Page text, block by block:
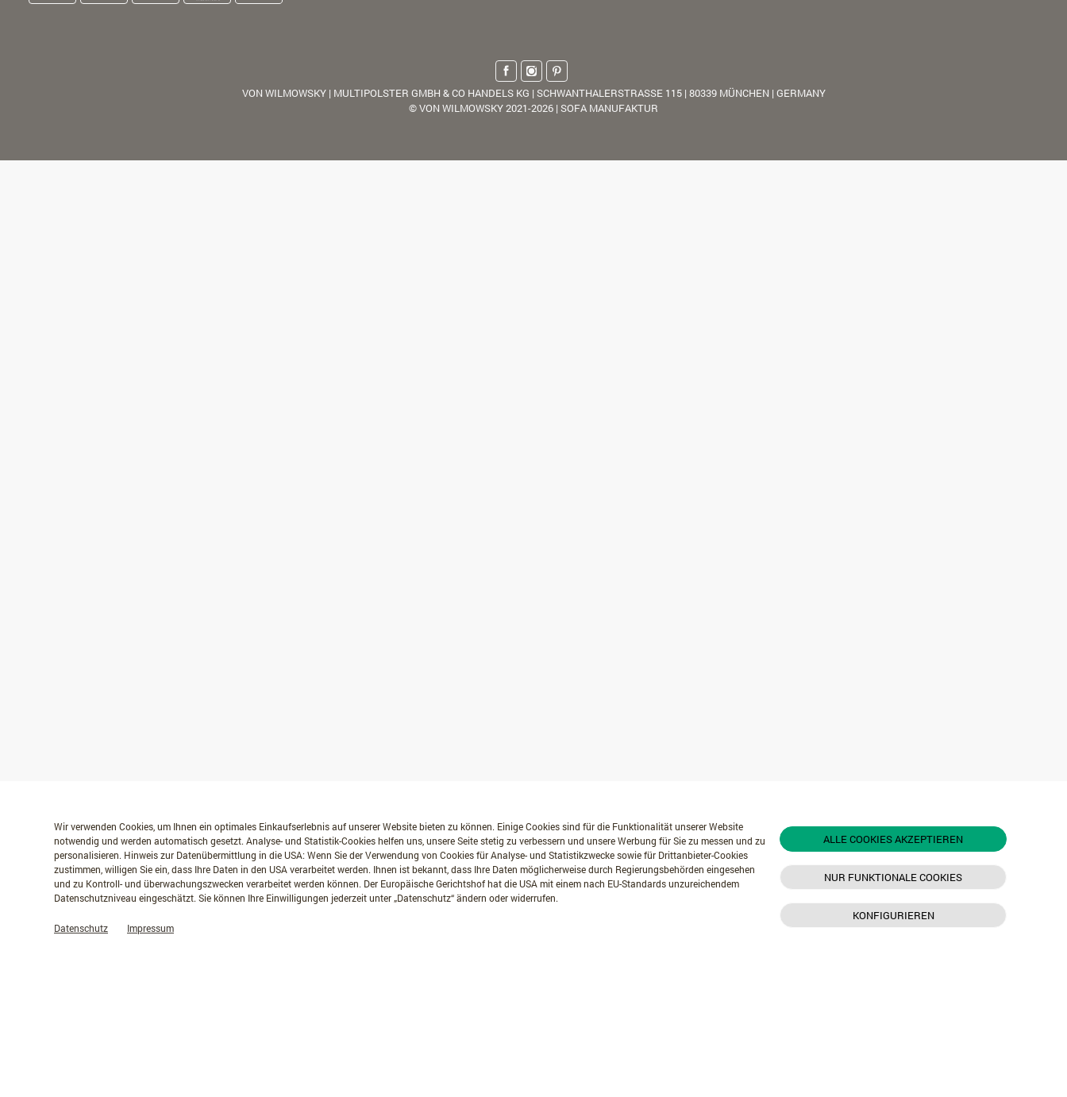
VON WILMOWSKY | MULTIPOLSTER GMBH & CO HANDELS KG | SCHWANTHALERSTRASSE 115 | 80339 MÜNCHEN | GERMANY
© VON WILMOWSKY 2021-2026 | SOFA MANUFAKTUR
Wir verwenden Cookies, um Ihnen ein optimales Einkaufserlebnis auf unserer Website bieten zu können. Einige Cookies sind für die Funktionalität unserer Website
notwendig und werden automatisch gesetzt. Analyse- und Statistik-Cookies helfen uns, unsere Seite stetig zu verbessern und unsere Werbung für Sie zu messen und zu
personalisieren. Hinweis zur Datenübermittlung in die USA: Wenn Sie der Verwendung von Cookies für Analyse- und Statistikzwecke sowie für Drittanbieter-Cookies
zustimmen, willigen Sie ein, dass Ihre Daten in den USA verarbeitet werden. Ihnen ist bekannt, dass Ihre Daten möglicherweise durch Regierungsbehörden eingesehen
und zu Kontroll- und überwachungszwecken verarbeitet werden können. Der Europäische Gerichtshof hat die USA mit einem nach EU-Standards unzureichendem
Datenschutzniveau eingeschätzt. Sie können Ihre Einwilligungen jederzeit unter „Datenschutz“ ändern oder widerrufen.
Datenschutz Impressum
ALLE COOKIES AKZEPTIEREN
NUR FUNKTIONALE COOKIES
KONFIGURIEREN